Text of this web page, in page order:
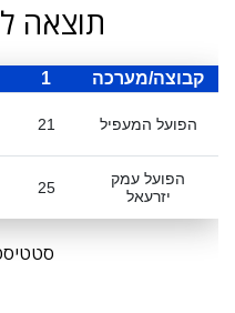
תוצאה
קבוצה/מערכה 1
הפועל המעפיל 21
הפועל עמק
יזרעאל
25